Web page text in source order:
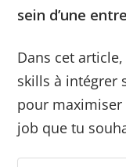
sein d’une
Dans cet
skills à intégrer
pour maximiser
job que tu